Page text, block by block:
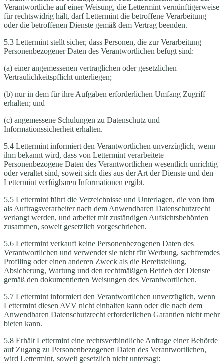
Verantwortliche auf einer Weisung, die Lettermint vernünftigerweise
für rechtswidrig hält, darf Lettermint die betroffene Verarbeitung
oder die betroffenen Dienste gemäß dem Vertrag beenden.
5.3 Lettermint stellt sicher, dass Personen, die zur Verarbeitung
Personenbezogener Daten des Verantwortlichen befugt sind:
(a) einer angemessenen vertraglichen oder gesetzlichen
Vertraulichkeitspflicht unterliegen;
(b) nur in dem für ihre Aufgaben erforderlichen Umfang Zugriff
erhalten; und
(c) angemessene Schulungen zu Datenschutz und
Informationssicherheit erhalten.
5.4 Lettermint informiert den Verantwortlichen unverzüglich, wenn
ihm bekannt wird, dass von Lettermint verarbeitete
Personenbezogene Daten des Verantwortlichen wesentlich unrichtig
oder veraltet sind, soweit sich dies aus der Art der Dienste und den
Lettermint verfügbaren Informationen ergibt.
5.5 Lettermint führt die Verzeichnisse und Unterlagen, die von ihm
als Auftragsverarbeiter nach dem Anwendbaren Datenschutzrecht
verlangt werden, und arbeitet mit zuständigen Aufsichtsbehörden
zusammen, soweit gesetzlich vorgeschrieben.
5.6 Lettermint verkauft keine Personenbezogenen Daten des
Verantwortlichen und verwendet sie nicht für Werbung, sachfremdes
Profiling oder einen anderen Zweck als die Bereitstellung,
Absicherung, Wartung und den rechtmäßigen Betrieb der Dienste
gemäß den dokumentierten Weisungen des Verantwortlichen.
5.7 Lettermint informiert den Verantwortlichen unverzüglich, wenn
Lettermint diesen AVV nicht einhalten kann oder die nach dem
Anwendbaren Datenschutzrecht erforderlichen Garantien nicht mehr
bieten kann.
5.8 Erhält Lettermint eine rechtsverbindliche Anfrage einer Behörde
auf Zugang zu Personenbezogenen Daten des Verantwortlichen,
wird Lettermint, soweit gesetzlich nicht untersagt: